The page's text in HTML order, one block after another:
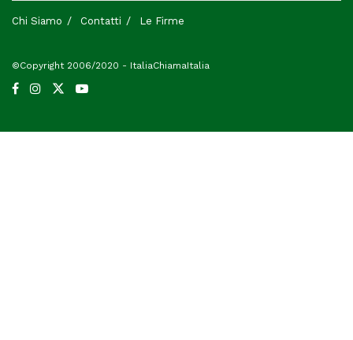
Chi Siamo Contatti Le Firme
©Copyright 2006/2020 - ItaliaChiamaItalia